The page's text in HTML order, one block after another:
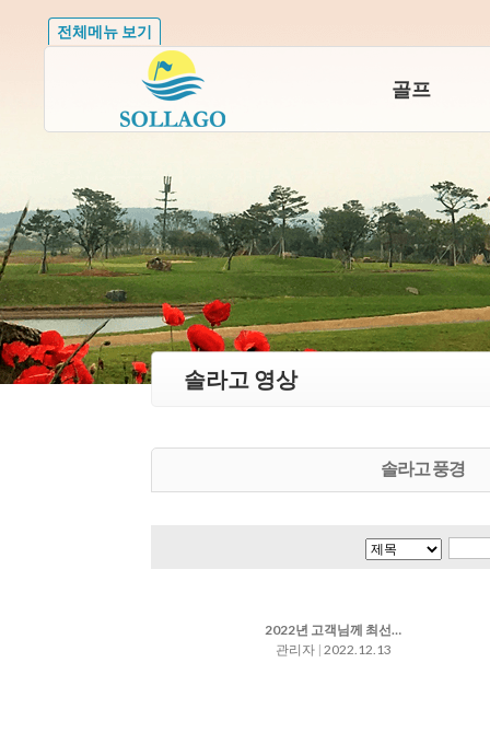
전체메뉴 보기
골프
솔라고 영상
솔라고 풍경
2022년 고객님께 최선의 맛 제공을 위한 김장 담기!!!
관리자 |2022.12.13